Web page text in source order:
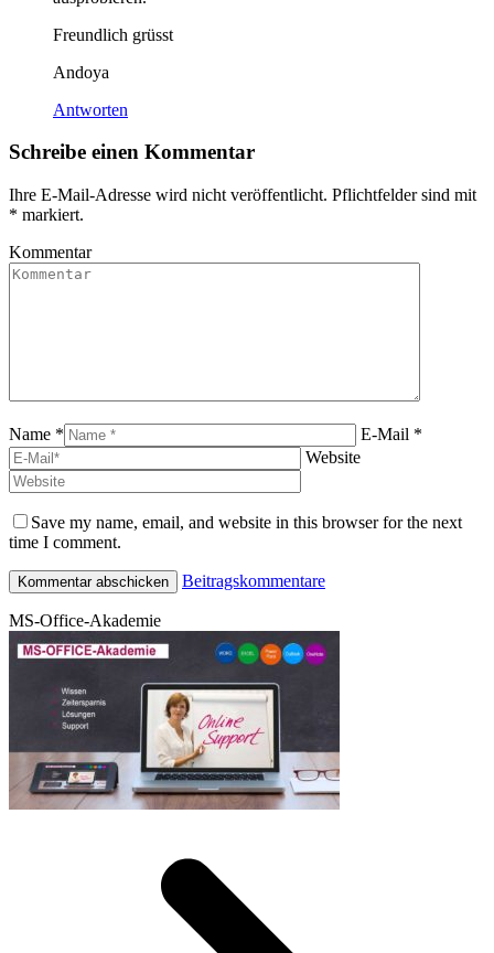
Freundlich grüsst
Andoya
Antworten
Schreibe einen Kommentar
Ihre E-Mail-Adresse wird nicht veröffentlicht. Pflichtfelder sind mit
* markiert.
Kommentar
Name *
E-Mail *
Website
Save my name, email, and website in this browser for the next
time I comment.
Beitragskommentare
MS-Office-Akademie